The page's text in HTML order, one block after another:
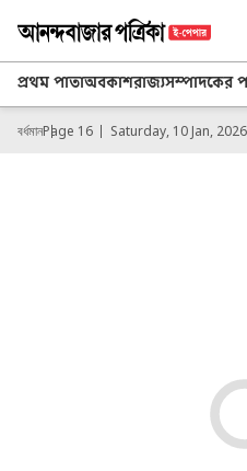
প্রথম পাতাঅবকাশরাজ্যসম্পাদকের
বর্ধমানPage 16 Saturday, 10 Jan, 2026